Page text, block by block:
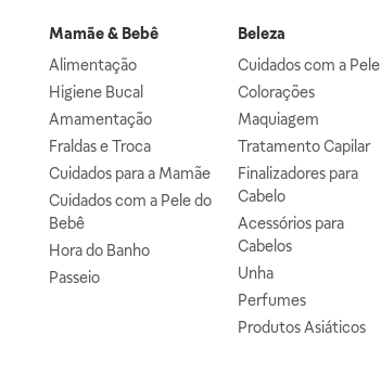
Mamãe & Bebê
Alimentação
Higiene Bucal
Amamentação
Fraldas e Troca
Cuidados para a Mamãe
Cuidados com a Pele do
Bebê
Hora do Banho
Passeio
Beleza
Cuidados com a Pele
Colorações
Maquiagem
Tratamento Capilar
Finalizadores para
Cabelo
Acessórios para
Cabelos
Unha
Perfumes
Produtos Asiáticos